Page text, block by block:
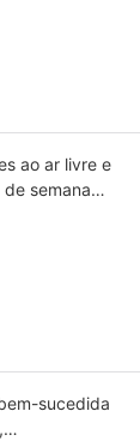
ao ar livre e
semana
sucedida